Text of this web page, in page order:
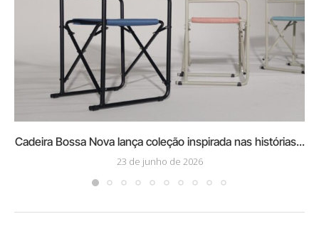
Cadeira Bossa Nova lança coleção inspirada nas histórias...
23 de junho de 2026